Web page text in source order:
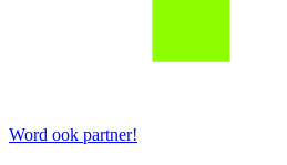
Word ook partner!